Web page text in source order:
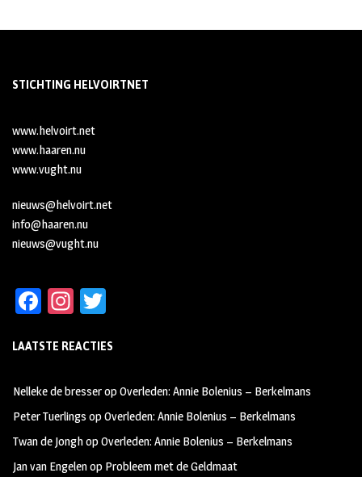
STICHTING HELVOIRTNET
www.helvoirt.net
www.haaren.nu
www.vught.nu
nieuws@helvoirt.net
info@haaren.nu
nieuws@vught.nu
Fa
b
oo
k
In
ag
m
tt
LAATSTE REACTIES
Nelleke de bresseropOverleden: Annie Bolenius – Berkelmans
Peter Tuerlings opOverleden: Annie Bolenius – Berkelmans
Twan de JonghopOverleden: Annie Bolenius – Berkelmans
Jan van Engelenop Probleem met de Geldmaat